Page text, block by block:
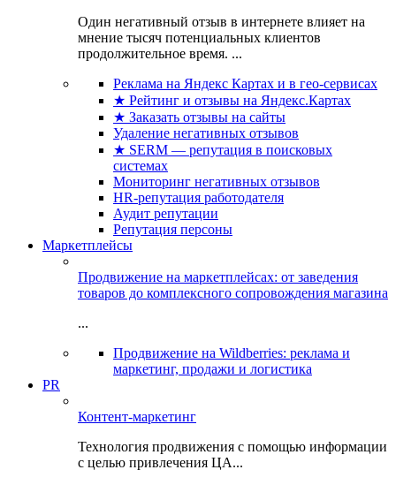
Один негативный отзыв в интернете влияет на
мнение тысяч потенциальных клиентов
продолжительное время. ...
Реклама на Яндекс Картах и в гео-сервисах
★ Рейтинг и отзывы на Яндекс.Картах
★ Заказать отзывы на сайты
Удаление негативных отзывов
★ SERM — репутация в поисковых
системах
Мониторинг негативных отзывов
HR-репутация работодателя
Аудит репутации
Репутация персоны
Маркетплейсы
Продвижение на маркетплейсах: от заведения
товаров до комплексного сопровождения магазина
...
Продвижение на Wildberries: реклама и
маркетинг, продажи и логистика
PR
Контент-маркетинг
Технология продвижения с помощью информации
с целью привлечения ЦА...